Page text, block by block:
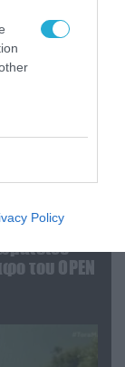
Policy
του OPEN